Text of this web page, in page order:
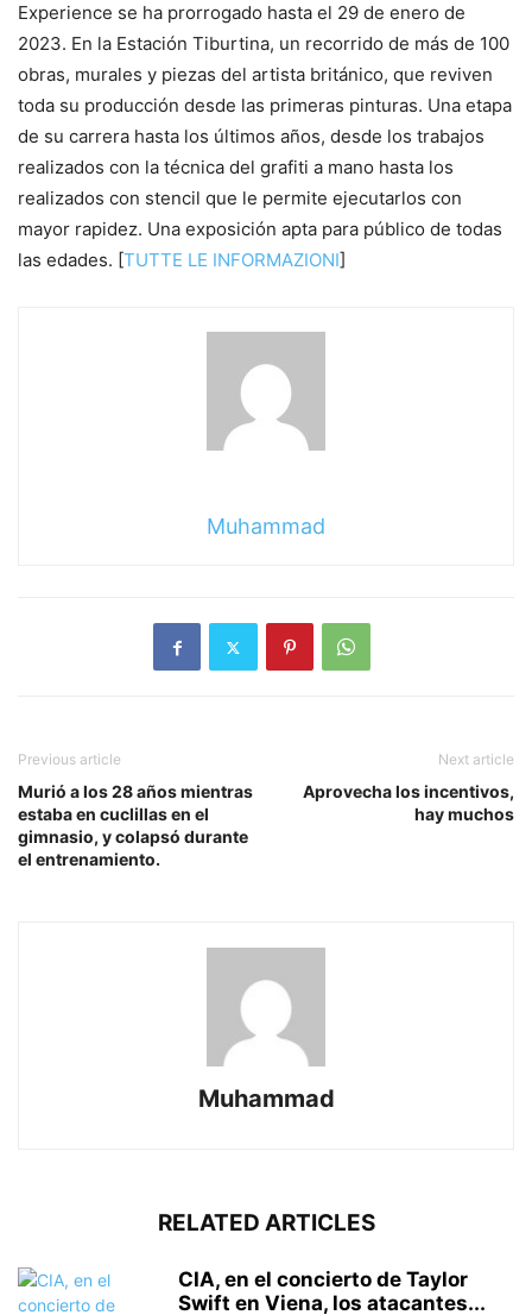
Experience se ha prorrogado hasta el 29 de enero de
2023. En la Estación Tiburtina, un recorrido de más de 100
obras, murales y piezas del artista británico, que reviven
toda su producción desde las primeras pinturas. Una etapa
de su carrera hasta los últimos años, desde los trabajos
realizados con la técnica del grafiti a mano hasta los
realizados con stencil que le permite ejecutarlos con
mayor rapidez. Una exposición apta para público de todas
las edades. [TUTTE LE INFORMAZIONI]
Muhammad
Previous article
Murió a los 28 años mientras
estaba en cuclillas en el
gimnasio, y colapsó durante
el entrenamiento.
Next article
Aprovecha los incentivos,
hay muchos
Muhammad
RELATED ARTICLES
CIA, en el concierto de Taylor
Swift en Viena, los atacantes...